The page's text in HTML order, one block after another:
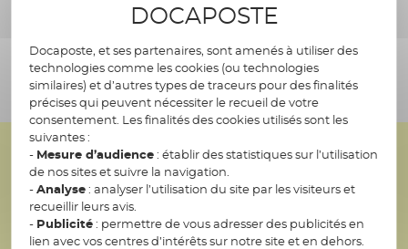
Consultez le communiqué de presse
DOCAPOSTE
Docaposte, et ses partenaires, sont amenés à utiliser des
technologies comme les cookies (ou technologies
similaires) et d’autres types de traceurs pour des finalités
précises qui peuvent nécessiter le recueil de votre
consentement. Les finalités des cookies utilisés sont les
suivantes :
- Mesure d’audience: établir des statistiques sur l’utilisation
de nos sites et suivre la navigation.
-Analyse: analyser l’utilisation du site par les visiteurs et
recueillir leurs avis.
- Publicité: permettre de vous adresser des publicités en
lien avec vos centres d’intérêts sur notre site et en dehors.